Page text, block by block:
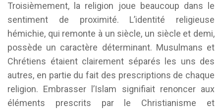
Troisièmement, la religion joue beaucoup dans le
sentiment de proximité. L’identité religieuse
hémichie, qui remonte à un siècle, un siècle et demi,
possède un caractère déterminant. Musulmans et
Chrétiens étaient clairement séparés les uns des
autres, en partie du fait des prescriptions de chaque
religion. Embrasser l’Islam signifiait renoncer aux
éléments prescrits par le Christianisme et